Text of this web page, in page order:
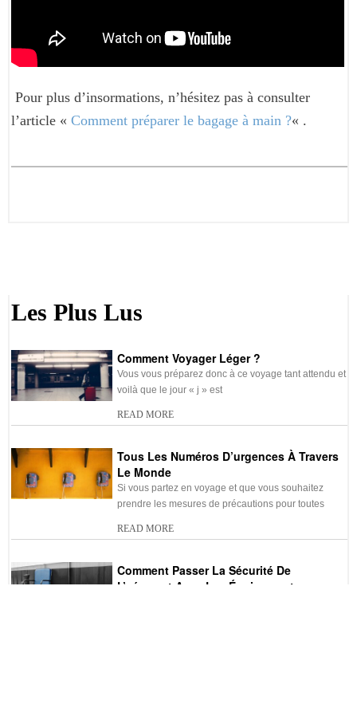
Pour plus d’insormations, n’hésitez pas à consulter
l’article « Comment préparer le bagage à main ?« .
Les Plus Lus
Comment Voyager Léger ?
Vous vous préparez donc à ce voyage tant attendu et
voilà que le jour « j » est
READ MORE
Tous Les Numéros D’urgences À Travers
Le Monde
Si vous partez en voyage et que vous souhaitez
prendre les mesures de précautions pour toutes
READ MORE
Comment Passer La Sécurité De
L’aéroport Avec Les Équipements